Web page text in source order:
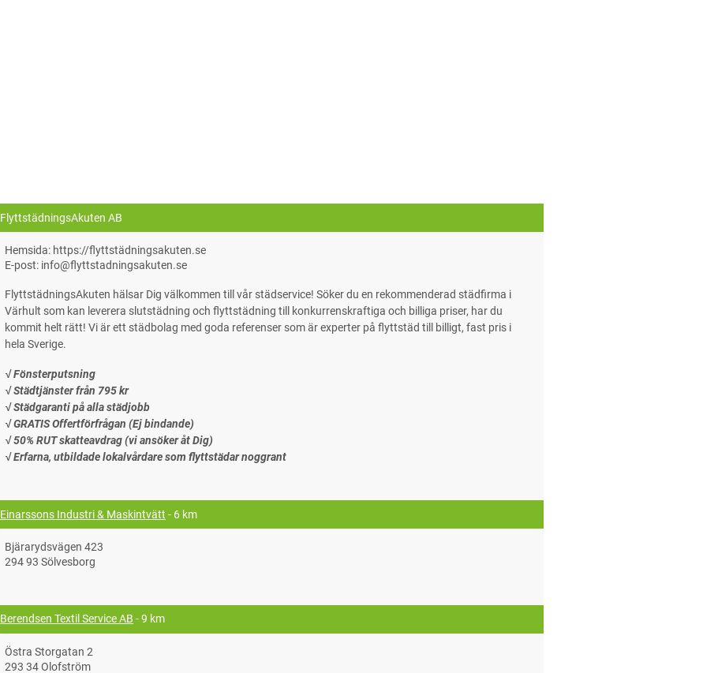
FlyttstädningsAkuten AB
Hemsida: https://flyttstädningsakuten.se
E-post: info@flyttstadningsakuten.se
FlyttstädningsAkuten hälsar Dig välkommen till vår städservice! Söker du en rekommenderad städfirma i
Värhult som kan leverera slutstädning och flyttstädning till konkurrenskraftiga och billiga priser, har du
kommit helt rätt! Vi är ett städbolag med goda referenser som är experter på flyttstäd till billigt, fast pris i
hela Sverige.
√ Fönsterputsning
√ Städtjänster från 795 kr
√ Städgaranti på alla städjobb
√ GRATIS Offertförfrågan (Ej bindande)
√ 50% RUT skatteavdrag (vi ansöker åt Dig)
√ Erfarna, utbildade lokalvårdare som flyttstädar noggrant
Einarssons Industri & Maskintvätt - 6 km
Bjärarydsvägen 423
294 93 Sölvesborg
Berendsen Textil Service AB - 9 km
Östra Storgatan 2
293 34 Olofström